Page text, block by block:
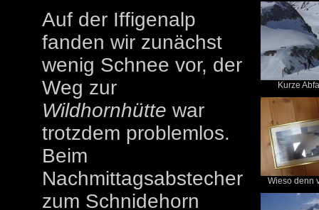
Auf der Iffigenalp
fanden wir zunächst
wenig Schnee vor, der
Weg zur
Wildhornhütte war
trotzdem problemlos.
Beim
Nachmittagsabstecher
zum Schnidehorn
Kurze
Wieso denn